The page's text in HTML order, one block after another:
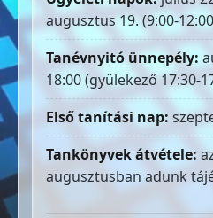
augusztus 19. (9:00-
Tanévnyitó ünnepély:
18:00 (gyülekező 17:30-
Első tanítási nap:
Tankönyvek átvétele:
augusztusban adunk